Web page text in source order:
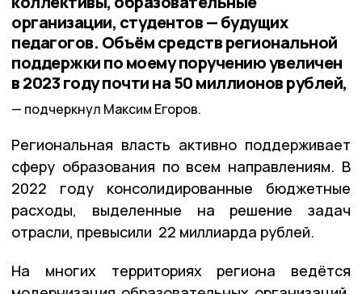
организации, студентов — будущих
педагогов. Объём средств региональной
поддержки по моему поручению увеличен
в 2023 году почти на 50 миллионов рублей,
подчеркнул Максим Егоров.
Региональная власть активно поддерживает
сферу образования по всем направлениям. В
2022 году консолидированные бюджетные
расходы, выделенные на решение задач
отрасли, превысили 22 миллиарда рублей.
На многих территориях региона ведётся